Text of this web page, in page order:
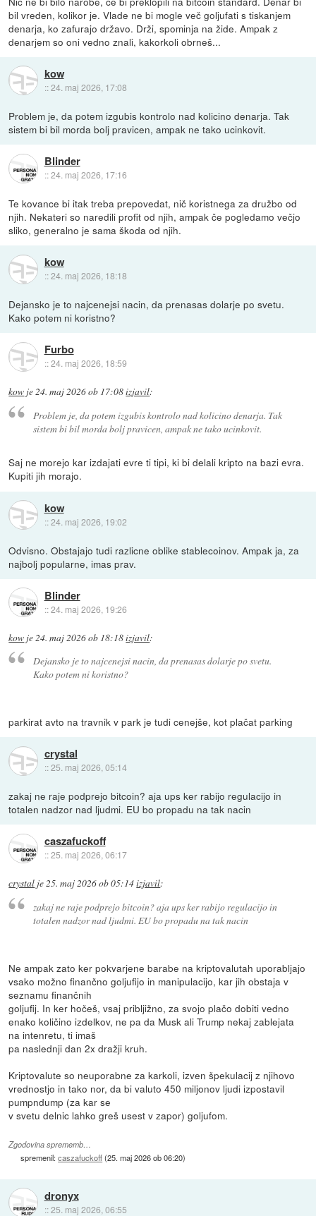
bil vreden, kolikor je. Vlade ne bi mogle več goljufati s tiskanjem
denarja, ko zafurajo državo. Drži, spominja na žide. Ampak z
denarjem so oni vedno znali, kakorkoli obrneš...
kow
::24. maj 2026, 17:08
Problem je, da potem izgubis kontrolo nad kolicino denarja. Tak
sistem bi bil morda bolj pravicen, ampak ne tako ucinkovit.
Blinder
::24. maj 2026, 17:16
Te kovance bi itak treba prepovedat, nič koristnega za družbo od
njih. Nekateri so naredili profit od njih, ampak če pogledamo večjo
sliko, generalno je sama škoda od njih.
kow
::24. maj 2026, 18:18
Dejansko je to najcenejsi nacin, da prenasas dolarje po svetu.
Kako potem ni koristno?
Furbo
::24. maj 2026, 18:59
kow je24. maj 2026 ob 17:08izjavil:
Problem je, da potem izgubis kontrolo nad kolicino denarja. Tak
sistem bi bil morda bolj pravicen, ampak ne tako ucinkovit.
Saj ne morejo kar izdajati evre ti tipi, ki bi delali kripto na bazi evra.
Kupiti jih morajo.
kow
::24. maj 2026, 19:02
Odvisno. Obstajajo tudi razlicne oblike stablecoinov. Ampak ja, za
najbolj popularne, imas prav.
Blinder
::24. maj 2026, 19:26
kow je 24. maj 2026 ob 18:18izjavil:
Dejansko je to najcenejsi nacin, da prenasas dolarje po svetu.
Kako potem ni koristno?
parkirat avto na travnik v park je tudi cenejše, kot plačat parking
crystal
::25. maj 2026, 05:14
zakaj ne raje podprejo bitcoin? aja ups ker rabijo regulacijo in
totalen nadzor nad ljudmi. EU bo propadu na tak nacin
caszafuckoff
::25. maj 2026, 06:17
crystal je25. maj 2026 ob 05:14izjavil:
zakaj ne raje podprejo bitcoin? aja ups ker rabijo regulacijo in
totalen nadzor nad ljudmi. EU bo propadu na tak nacin
Ne ampak zato ker pokvarjene barabe na kriptovalutah uporabljajo
vsako možno finančno goljufijo in manipulacijo, kar jih obstaja v
seznamu finančnih
goljufij. In ker hočeš, vsaj pribljižno, za svojo plačo dobiti vedno
enako količino izdelkov, ne pa da Musk ali Trump nekaj zablejata
na intenretu, ti imaš
pa naslednji dan 2x dražji kruh.
Kriptovalute so neuporabne za karkoli, izven špekulacij z njihovo
vrednostjo in tako nor, da bi valuto 450 miljonov ljudi izpostavil
pumpndump (za kar se
v svetu delnic lahko greš usest v zapor) goljufom.
Zgodovina sprememb…
spremenil:caszafuckoff(25. maj 2026 ob 06:20)
dronyx
::25. maj 2026, 06:55